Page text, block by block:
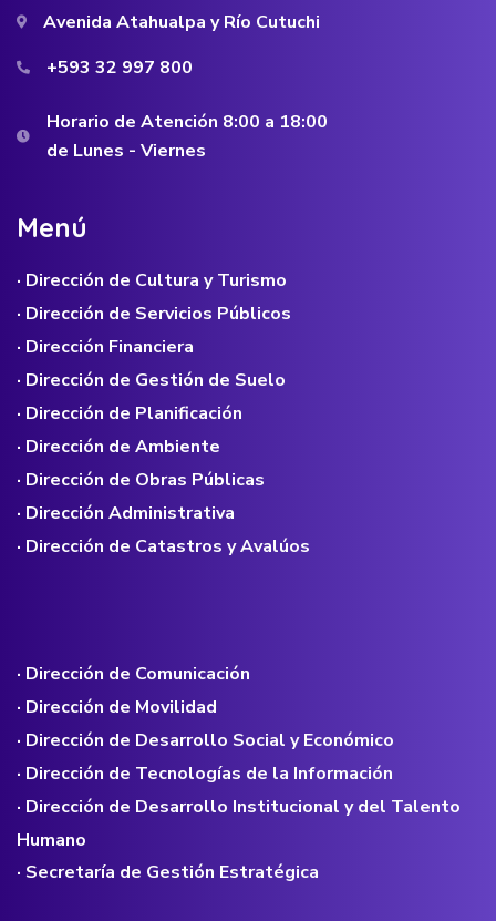
Avenida Atahualpa y Río Cutuchi
+593 32 997 800
Horario de Atención 8:00 a 18:00
de Lunes - Viernes
Menú
· Dirección de Cultura y Turismo
· Dirección de Servicios Públicos
· Dirección Financiera
· Dirección de Gestión de Suelo
· Dirección de Planificación
· Dirección de Ambiente
· Dirección de Obras Públicas
· Dirección Administrativa
· Dirección de Catastros y Avalúos
· Dirección de Comunicación
· Dirección de Movilidad
· Dirección de Desarrollo Social y Económico
· Dirección de Tecnologías de la Información
· Dirección de Desarrollo Institucional y del Talento
Humano
· Secretaría de Gestión Estratégica